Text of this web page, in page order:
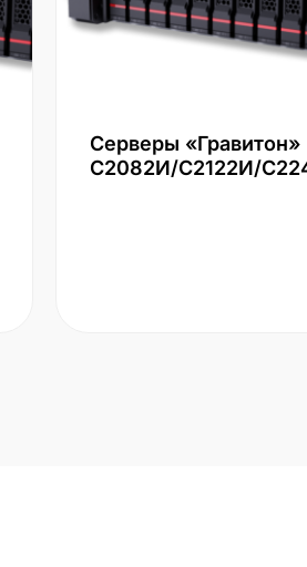
Серверы «Гравитон»
С2082И/С2122И/